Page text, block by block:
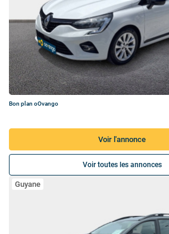
Bon plan oOvango
Voir l'annonce
Voir toutes les annonces
Guyane